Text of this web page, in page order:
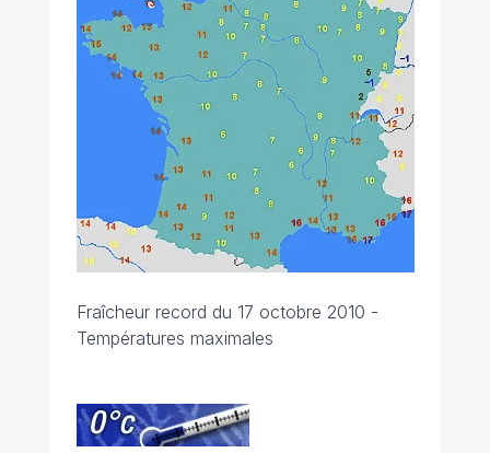
Fraîcheur record du 17 octobre 2010 -
Températures maximales